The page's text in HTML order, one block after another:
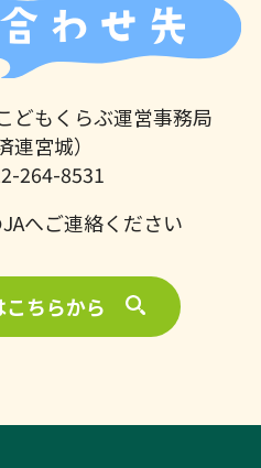
わせ先
どもくらぶ運営事務局
連宮城）
264-8531
へご連絡ください
こちらから